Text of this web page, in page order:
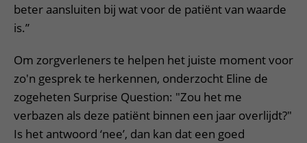
beter aansluiten bij wat voor de patiënt van waarde
is.”
Om zorgverleners te helpen het juiste moment voor
zo'n gesprek te herkennen, onderzocht Eline de
zogeheten Surprise Question: "Zou het me
verbazen als deze patiënt binnen een jaar overlijdt?"
Is het antwoord ‘nee’, dan kan dat een goed